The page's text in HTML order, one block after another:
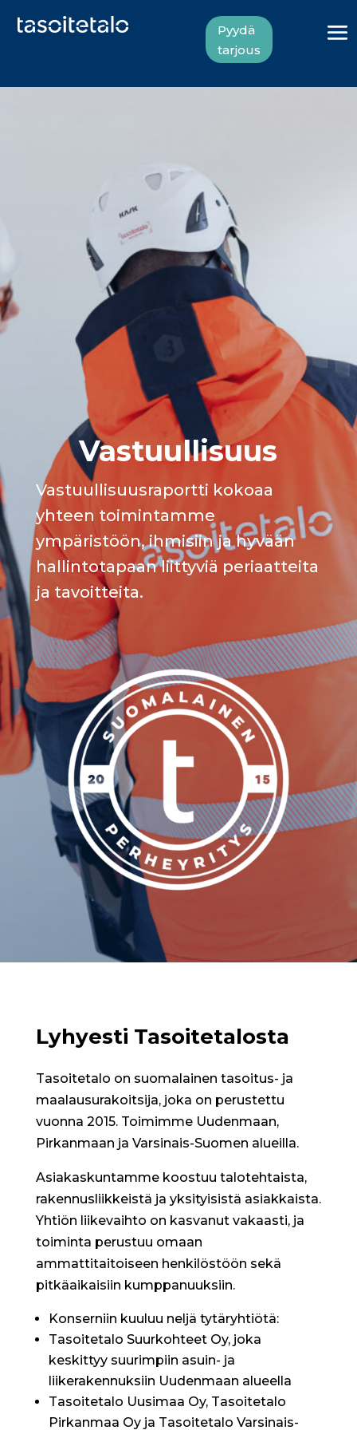
Pyydä
tarjous
Vastuullisuus
Vastuullisuusraportti kokoaa
yhteen toimintamme
ympäristöön, ihmisiin ja hyvään
hallintotapaan liittyviä periaatteita
ja tavoitteita.
Lyhyesti Tasoitetalosta
Tasoitetalo on suomalainen tasoitus- ja
maalausurakoitsija, joka on perustettu
vuonna 2015. Toimimme Uudenmaan,
Pirkanmaan ja Varsinais-Suomen alueilla.
Asiakaskuntamme koostuu talotehtaista,
rakennusliikkeistä ja yksityisistä asiakkaista.
Yhtiön liikevaihto on kasvanut vakaasti, ja
toiminta perustuu omaan
ammattitaitoiseen henkilöstöön sekä
pitkäaikaisiin kumppanuuksiin.
Konserniin kuuluu neljä tytäryhtiötä:
Tasoitetalo Suurkohteet Oy, joka
keskittyy suurimpiin asuin- ja
liikerakennuksiin Uudenmaan alueella
Tasoitetalo Uusimaa Oy, Tasoitetalo
Pirkanmaa Oyja Tasoitetalo Varsinais-